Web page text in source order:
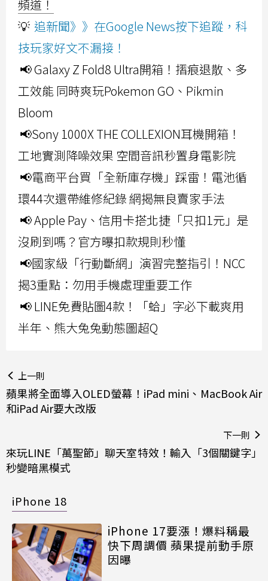
頻道！
💡 追新聞》》在Google News按下追蹤，科
技玩家好文不漏接！
📢 Galaxy Z Fold8 Ultra開箱！摺痕退散、多
工效能 同時爽玩Pokemon GO、Pikmin
Bloom
📢Sony 1000X THE COLLEXION耳機開箱！
工地實測降噪效果 空間音訊秒置身電影院
📢電商平台買「全新庫存機」踩雷！電池循
環44次還帶維修紀錄 網揭無良賣家手法
📢 Apple Pay、信用卡搭北捷「只扣1元」是
沒刷到嗎？官方曝扣款規則秒懂
📢國家級「行動斷網」演習完整指引！NCC
揭3重點：勿用手機處理重要工作
📢 LINE免費貼圖4款！「蛤」字必下載爽用
半年、熊大兔兔動態圖超Q
上一則
蘋果將全面導入OLED螢幕！iPad mini、MacBook Air
和iPad Air要大改版
下一則
來玩LINE「萬聖節」聊天室特效！輸入「3個關鍵字」
秒變暗黑模式
iPhone 18
iPhone 17要漲！爆料稱最
快下周調價 蘋果提前動手原
因曝